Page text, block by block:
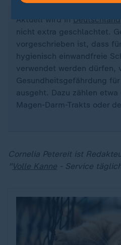
Aktuell wird in Deutschland
nicht extra geschlachtet.
vorgeschrieben ist, dass
hygienisch einwandfreie
verwendet werden dürfen,
Gesundheitsgefährdung
ausgeht. Dazu zählen etwa
Magen-Darm-Trakts oder
Cornelia Petereit ist
"Volle Kanne - Service